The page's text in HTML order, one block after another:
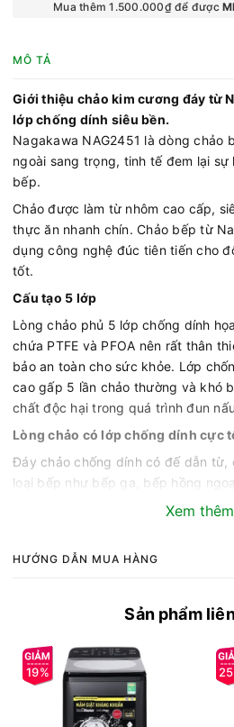
Mua thêm 1.500.000₫ để được
MÔ TẢ
Giới thiệu chảo kim cương đáy từ
lớp chống dính siêu bền.
Nagakawa NAG2451 là dòng chảo
ngoài sang trọng, tinh tế đem lại sự
bếp.
Chảo được làm từ nhôm cao cấp,
thực ăn nhanh chín. Chảo bếp từ
dụng công nghệ đúc tiên tiến cho
tốt.
Cấu tạo 5 lớp
Lòng chảo phủ 5 lớp chống dính
chứa PTFE và PFOA nên rất thân
bảo an toàn cho sức khỏe. Lớp
cao gấp 5 lần chảo thường và khó
chất độc hại trong quá trình đun
Lòng chảo có lớp chống dính cực
Đáy chảo chống dính có đế dẫn từ,
loại bếp như bếp ga, bếp hồng
Tay cầm bằng nhựa Bakelite chống
Lớp nhôm có độ dày 4.2mm,
chảo có thể chiên xào thoải mái mà
sinh rất dễ dàng.
Thông số kỹ thuật Chảo kim
NAG2451 (24cm)
Chống dính:5 lớp
Xem thêm
HƯỚNG DẪN MUA HÀNG
Sản phẩm
19%